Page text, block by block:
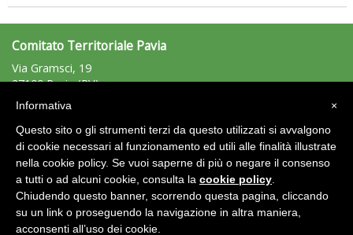
Comitato Territoriale Pavia
Via Gramsci, 19
27100 Pavia (PV)
Tel: 0382/494802 - Fax: 0382/494802
C.F.: 96017990183
Area Riservata 2.0
×
Informativa
Questo sito o gli strumenti terzi da questo utilizzati si avvalgono
di cookie necessari al funzionamento ed utili alle finalità illustrate
nella cookie policy. Se vuoi saperne di più o negare il consenso
a tutti o ad alcuni cookie, consulta la cookie policy
Chiudendo questo banner, scorrendo questa pagina, cliccando
su un link o proseguendo la navigazione in altra maniera,
acconsenti all’uso dei cookie.